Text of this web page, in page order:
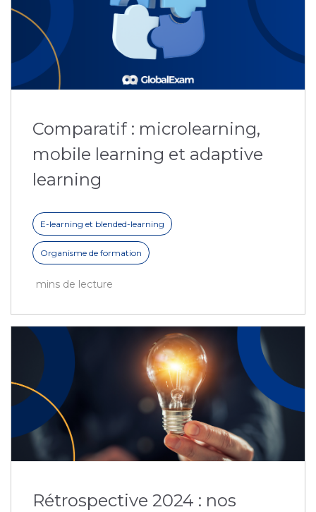
Comparatif : microlearning,
mobile learning et adaptive
learning
E-learning et blended-learning
Organisme de formation
mins de lecture
Rétrospective 2024 : nos